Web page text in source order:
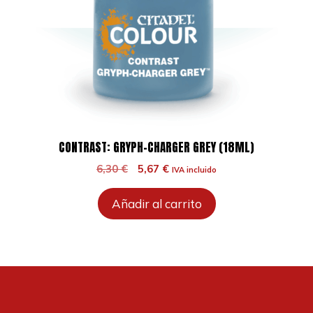
CONTRAST: GRYPH-CHARGER GREY (18ML)
6,30€
El
original
era:
5,67 €El
actual
es:
IVA incluido
Añadir al carrito